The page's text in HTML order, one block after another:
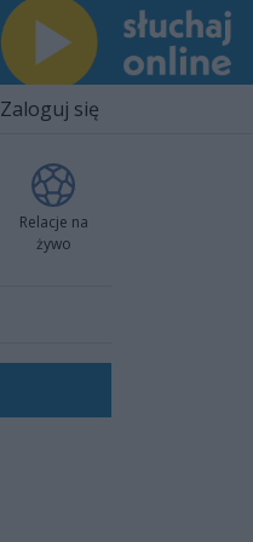
Zaloguj się
Relacje na
żywo